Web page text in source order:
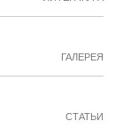
ГАЛЕРЕЯ
СТАТЬИ